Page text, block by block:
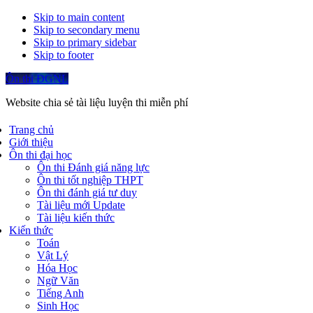
Skip to main content
Skip to secondary menu
Skip to primary sidebar
Skip to footer
Ôn thi ĐGNL
Website chia sẻ tài liệu luyện thi miễn phí
Trang chủ
Giới thiệu
Ôn thi đại học
Ôn thi Đánh giá năng lực
Ôn thi tốt nghiệp THPT
Ôn thi đánh giá tư duy
Tài liệu mới Update
Tài liệu kiến thức
Kiến thức
Toán
Vật Lý
Hóa Học
Ngữ Văn
Tiếng Anh
Sinh Học